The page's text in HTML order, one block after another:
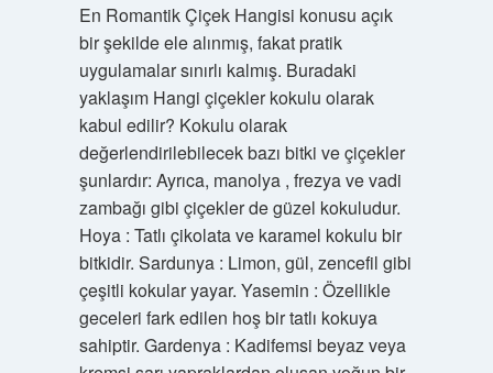
En Romantik Çiçek Hangisi konusu açık
bir şekilde ele alınmış, fakat pratik
uygulamalar sınırlı kalmış. Buradaki
yaklaşım Hangi çiçekler kokulu olarak
kabul edilir? Kokulu olarak
değerlendirilebilecek bazı bitki ve çiçekler
şunlardır: Ayrıca, manolya , frezya ve vadi
zambağı gibi çiçekler de güzel kokuludur.
Hoya : Tatlı çikolata ve karamel kokulu bir
bitkidir. Sardunya : Limon, gül, zencefil gibi
çeşitli kokular yayar. Yasemin : Özellikle
geceleri fark edilen hoş bir tatlı kokuya
sahiptir. Gardenya : Kadifemsi beyaz veya